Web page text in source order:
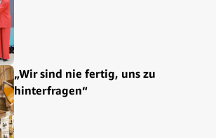
„Wir sind nie fertig, uns zu
hinterfragen“